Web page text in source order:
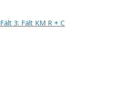
Fält 3: Fält KM R + C